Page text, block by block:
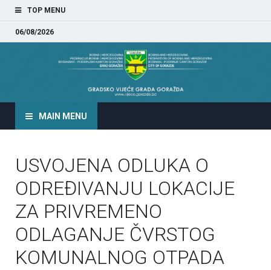
TOP MENU
06/08/2026
GRADSKO VIJEĆE GRADA
MAIN MENU
USVOJENA ODLUKA O
ODREĐIVANJU LOKACIJE
ZA PRIVREMENO
ODLAGANJE ČVRSTOG
KOMUNALNOG OTPADA